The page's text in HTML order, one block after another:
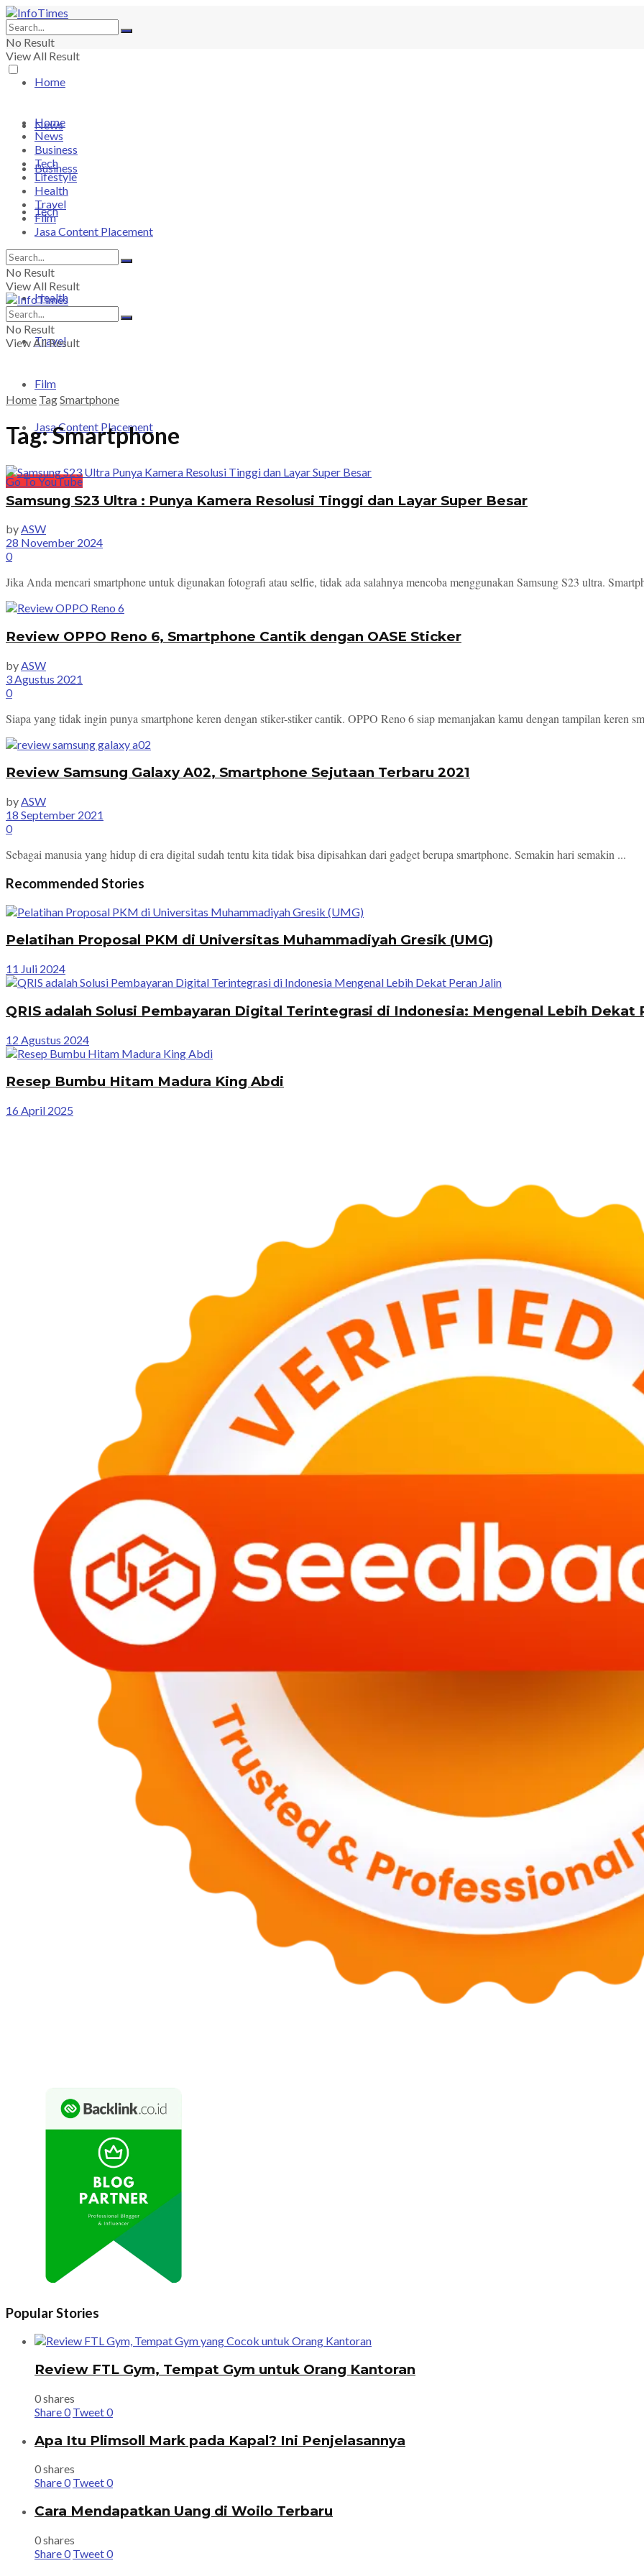
No Result
View All Result
Home
News
Business
Tech
Lifestyle
Health
Travel
Film
Jasa Content Placement
Go To YouTube
Home
News
Business
Tech
Lifestyle
Health
Travel
Film
Jasa Content Placement
No Result
View All Result
No Result
View All Result
Home TagSmartphone
Tag:Smartphone
Samsung S23 Ultra : Punya Kamera Resolusi Tinggi dan Layar Super Besar
byASW
28 November 2024
0
Jika Anda mencari smartphone untuk digunakan fotografi atau selfie, tidak ada salahnya mencoba menggunakan Samsung S23 ultra.
Review OPPO Reno 6, Smartphone Cantik dengan OASE Sticker
by ASW
3 Agustus 2021
0
Siapa yang tidak ingin punya smartphone keren dengan stiker-stiker cantik. OPPO Reno 6 siap memanjakan kamu dengan tampilan keren
Review Samsung Galaxy A02, Smartphone Sejutaan Terbaru 2021
byASW
18 September 2021
0
Sebagai manusia yang hidup di era digital sudah tentu kita tidak bisa dipisahkan dari gadget berupa smartphone. Semakin hari semakin ...
Recommended Stories
Pelatihan Proposal PKM di Universitas Muhammadiyah Gresik (UMG)
11 Juli 2024
QRIS adalah Solusi Pembayaran Digital Terintegrasi di Indonesia: Mengenal Lebih Dekat
12 Agustus 2024
Resep Bumbu Hitam Madura King Abdi
16 April 2025
Popular Stories
Review FTL Gym, Tempat Gym untuk Orang Kantoran
0 shares
Share0 Tweet0
Apa Itu Plimsoll Mark pada Kapal? Ini Penjelasannya
0 shares
Share0 Tweet0
Cara Mendapatkan Uang di Woilo Terbaru
0 shares
Share0 Tweet0